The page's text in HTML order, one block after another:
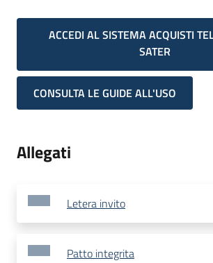
ACCEDI AL SISTEMA ACQUISTI
SATER
CONSULTA LE GUIDE ALL'USO
Allegati
Letera invito
Patto integrita